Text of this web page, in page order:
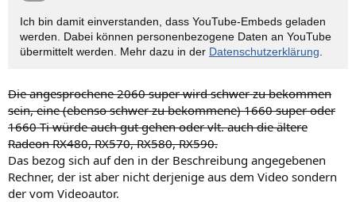
Ich bin damit einverstanden, dass YouTube-Embeds geladen
werden. Dabei können personen­bezogene Daten an YouTube
übermittelt werden. Mehr dazu in der Datenschutzerklärung.
Die angesprochene 2060 super wird schwer zu bekommen
sein, eine (ebenso schwer zu bekommene) 1660 super oder
1660 Ti würde auch gut gehen oder vlt. auch die ältere
Radeon RX480, RX570, RX580, RX590.
Das bezog sich auf den in der Beschreibung angegebenen
Rechner, der ist aber nicht derjenige aus dem Video sondern
der vom Videoautor.